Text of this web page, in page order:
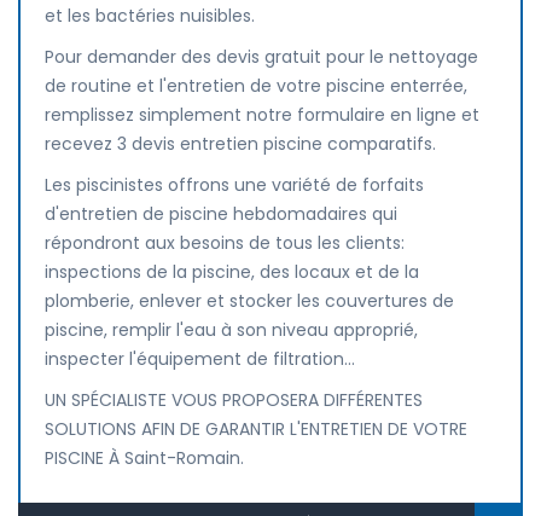
et les bactéries nuisibles.
Pour demander des devis gratuit pour le nettoyage
de routine et l'entretien de votre piscine enterrée,
remplissez simplement notre formulaire en ligne et
recevez 3 devis entretien piscine comparatifs.
Les piscinistes offrons une variété de forfaits
d'entretien de piscine hebdomadaires qui
répondront aux besoins de tous les clients:
inspections de la piscine, des locaux et de la
plomberie, enlever et stocker les couvertures de
piscine, remplir l'eau à son niveau approprié,
inspecter l'équipement de filtration...
UN SPÉCIALISTE VOUS PROPOSERA DIFFÉRENTES
SOLUTIONS AFIN DE GARANTIR L'ENTRETIEN DE VOTRE
PISCINE À Saint-Romain.